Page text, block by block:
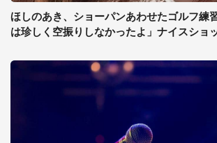
ほしのあき、ショーパンあわせたゴルフ練
は珍しく空振りしなかったよ」ナイスショ